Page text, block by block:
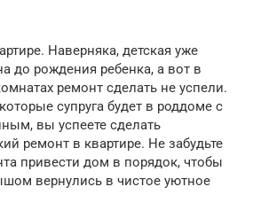
Наверняка, детская уже
до рождения ребенка, а вот в
ремонт сделать не успели.
супруга будет в роддоме с
вы успеете сделать
ремонт в квартире. Не забудьте
привести дом в порядок, чтобы
вернулись в чистое уютное